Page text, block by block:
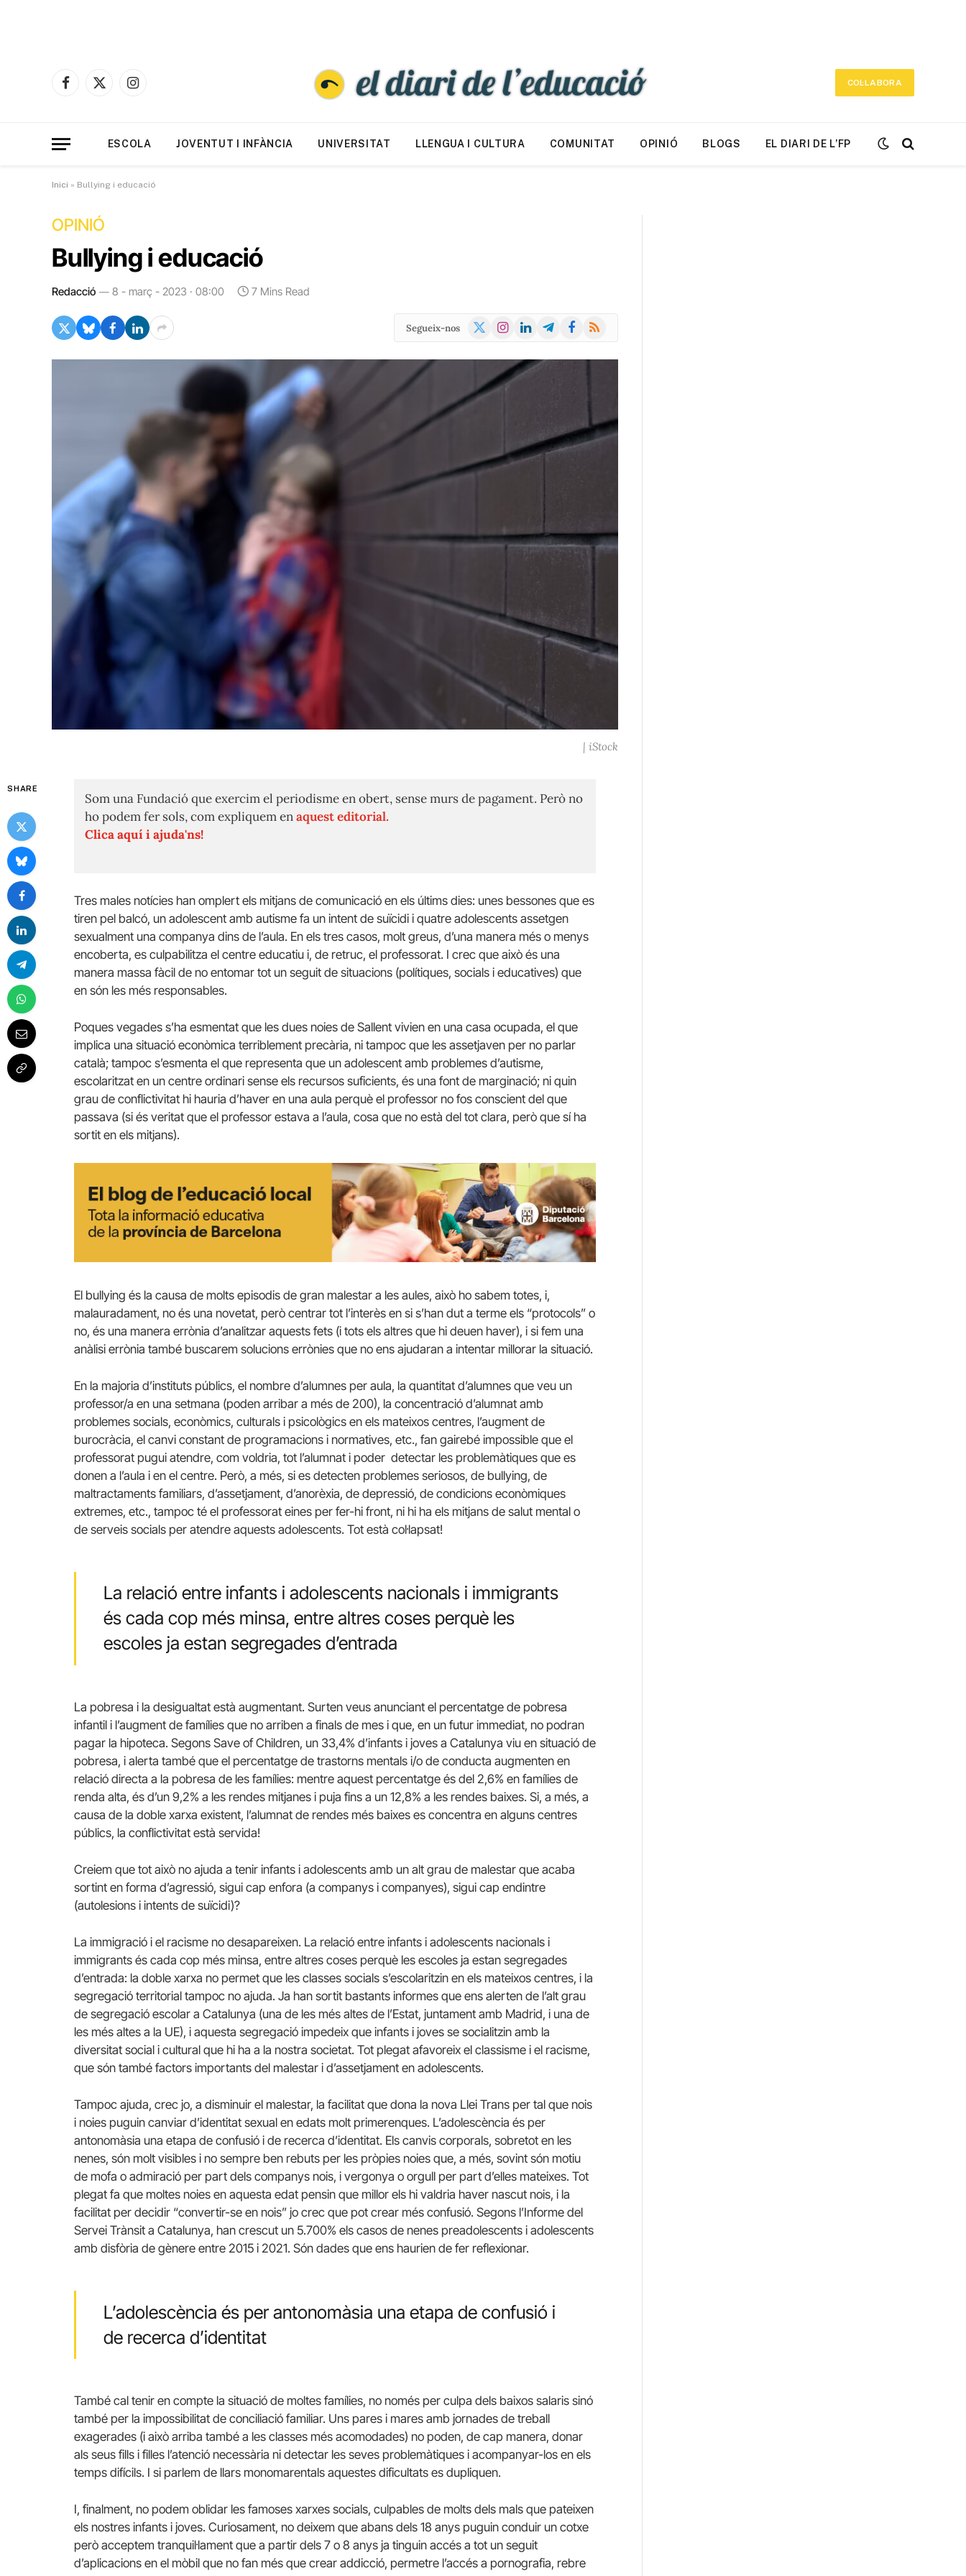
Facebook
X
Instagram
COL·LABORA
ESCOLA JOVENTUT I INFÀNCIA UNIVERSITAT LLENGUA I CULTURA COMUNITAT OPINIÓ BLOGS EL DIARI DE L’FP
Inici » Bullying i educació
OPINIÓ
Bullying i educació
Redacció 8 - març - 2023 · 08:00 7 Mins Read
Segueix-nos
X
Instagram
LinkedInTelegramFacebook
RSS
| iStock
SHARE
Som una Fundació que exercim el periodisme en obert, sense murs de pagament. Però no
ho podem fer sols, com expliquem enaquest editorial.
Clica aquí i ajuda'ns!
Tres males notícies han omplert els mitjans de comunicació en els últims dies: unes bessones que es
tiren pel balcó, un adolescent amb autisme fa un intent de suïcidi i quatre adolescents assetgen
sexualment una companya dins de l’aula. En els tres casos, molt greus, d’una manera més o menys
encoberta, es culpabilitza el centre educatiu i, de retruc, el professorat. I crec que això és una
manera massa fàcil de no entomar tot un seguit de situacions (polítiques, socials i educatives) que
en són les més responsables.
Poques vegades s’ha esmentat que les dues noies de Sallent vivien en una casa ocupada, el que
implica una situació econòmica terriblement precària, ni tampoc que les assetjaven per no parlar
català; tampoc s’esmenta el que representa que un adolescent amb problemes d’autisme,
escolaritzat en un centre ordinari sense els recursos suficients, és una font de marginació; ni quin
grau de conflictivitat hi hauria d’haver en una aula perquè el professor no fos conscient del que
passava (si és veritat que el professor estava a l’aula, cosa que no està del tot clara, però que sí ha
sortit en els mitjans).
El bullying és la causa de molts episodis de gran malestar a les aules, això ho sabem totes, i,
malauradament, no és una novetat, però centrar tot l’interès en si s’han dut a terme els “protocols” o
no, és una manera errònia d’analitzar aquests fets (i tots els altres que hi deuen haver), i si fem una
anàlisi errònia també buscarem solucions errònies que no ens ajudaran a intentar millorar la situació.
En la majoria d’instituts públics, el nombre d’alumnes per aula, la quantitat d’alumnes que veu un
professor/a en una setmana (poden arribar a més de 200), la concentració d’alumnat amb
problemes socials, econòmics, culturals i psicològics en els mateixos centres, l’augment de
burocràcia, el canvi constant de programacions i normatives, etc., fan gairebé impossible que el
professorat pugui atendre, com voldria, tot l’alumnat i poder detectar les problemàtiques que es
donen a l’aula i en el centre. Però, a més, si es detecten problemes seriosos, de bullying, de
maltractaments familiars, d’assetjament, d’anorèxia, de depressió, de condicions econòmiques
extremes, etc., tampoc té el professorat eines per fer-hi front, ni hi ha els mitjans de salut mental o
de serveis socials per atendre aquests adolescents. Tot està col·lapsat!
La relació entre infants i adolescents nacionals i immigrants
és cada cop més minsa, entre altres coses perquè les
escoles ja estan segregades d’entrada
La pobresa i la desigualtat està augmentant. Surten veus anunciant el percentatge de pobresa
infantil i l’augment de famílies que no arriben a finals de mes i que, en un futur immediat, no podran
pagar la hipoteca. Segons Save of Children, un 33,4% d’infants i joves a Catalunya viu en situació de
pobresa, i alerta també que el percentatge de trastorns mentals i/o de conducta augmenten en
relació directa a la pobresa de les famílies: mentre aquest percentatge és del 2,6% en famílies de
renda alta, és d’un 9,2% a les rendes mitjanes i puja fins a un 12,8% a les rendes baixes. Si, a més, a
causa de la doble xarxa existent, l’alumnat de rendes més baixes es concentra en alguns centres
públics, la conflictivitat està servida!
Creiem que tot això no ajuda a tenir infants i adolescents amb un alt grau de malestar que acaba
sortint en forma d’agressió, sigui cap enfora (a companys i companyes), sigui cap endintre
(autolesions i intents de suïcidi)?
La immigració i el racisme no desapareixen. La relació entre infants i adolescents nacionals i
immigrants és cada cop més minsa, entre altres coses perquè les escoles ja estan segregades
d’entrada: la doble xarxa no permet que les classes socials s’escolaritzin en els mateixos centres, i la
segregació territorial tampoc no ajuda. Ja han sortit bastants informes que ens alerten de l’alt grau
de segregació escolar a Catalunya (una de les més altes de l’Estat, juntament amb Madrid, i una de
les més altes a la UE), i aquesta segregació impedeix que infants i joves se socialitzin amb la
diversitat social i cultural que hi ha a la nostra societat. Tot plegat afavoreix el classisme i el racisme,
que són també factors importants del malestar i d’assetjament en adolescents.
Tampoc ajuda, crec jo, a disminuir el malestar, la facilitat que dona la nova Llei Trans per tal que nois
i noies puguin canviar d’identitat sexual en edats molt primerenques. L’adolescència és per
antonomàsia una etapa de confusió i de recerca d’identitat. Els canvis corporals, sobretot en les
nenes, són molt visibles i no sempre ben rebuts per les pròpies noies que, a més, sovint són motiu
de mofa o admiració per part dels companys nois, i vergonya o orgull per part d’elles mateixes. Tot
plegat fa que moltes noies en aquesta edat pensin que millor els hi valdria haver nascut nois, i la
facilitat per decidir “convertir-se en nois” jo crec que pot crear més confusió. Segons l’Informe del
Servei Trànsit a Catalunya, han crescut un 5.700% els casos de nenes preadolescents i adolescents
amb disfòria de gènere entre 2015 i 2021. Són dades que ens haurien de fer reflexionar.
L’adolescència és per antonomàsia una etapa de confusió i
de recerca d’identitat
També cal tenir en compte la situació de moltes famílies, no només per culpa dels baixos salaris sinó
també per la impossibilitat de conciliació familiar. Uns pares i mares amb jornades de treball
exagerades (i això arriba també a les classes més acomodades) no poden, de cap manera, donar
als seus fills i filles l’atenció necessària ni detectar les seves problemàtiques i acompanyar-los en els
temps difícils. I si parlem de llars monomarentals aquestes dificultats es dupliquen.
I, finalment, no podem oblidar les famoses xarxes socials, culpables de molts dels mals que pateixen
els nostres infants i joves. Curiosament, no deixem que abans dels 18 anys puguin conduir un cotxe
però acceptem tranquil·lament que a partir dels 7 o 8 anys ja tinguin accés a tot un seguit
d’aplicacions en el mòbil que no fan més que crear addicció, permetre l’accés a pornografia, rebre